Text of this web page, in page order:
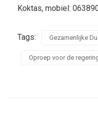
Koktas, mobiel:
Tags: Gezamenlijke
Oproep voor de